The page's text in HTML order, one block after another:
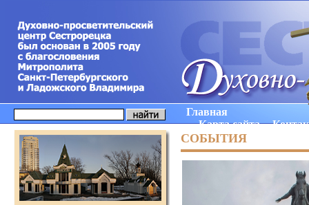
Главная
Карта сайта
СОБЫТИЯ